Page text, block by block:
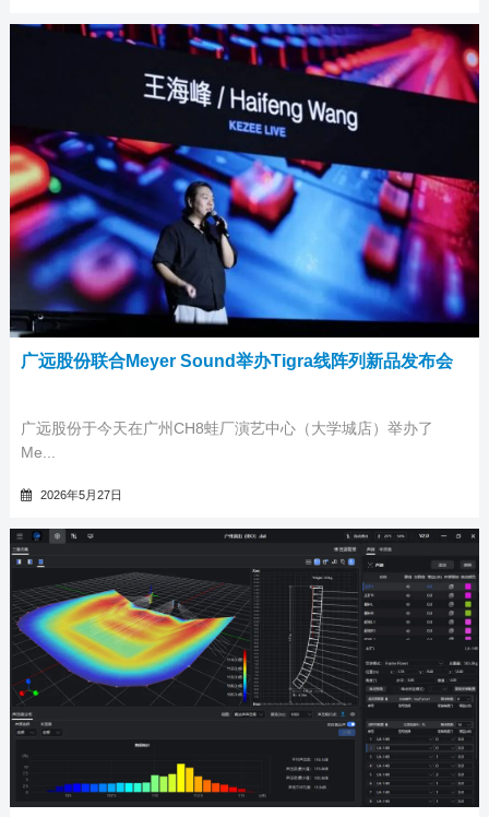
广远股份联合Meyer Sound举办Tigra线阵列新品发布会
广远股份于今天在广州CH8蛙厂演艺中心（大学城店）举办了
Me...
2026年5月27日